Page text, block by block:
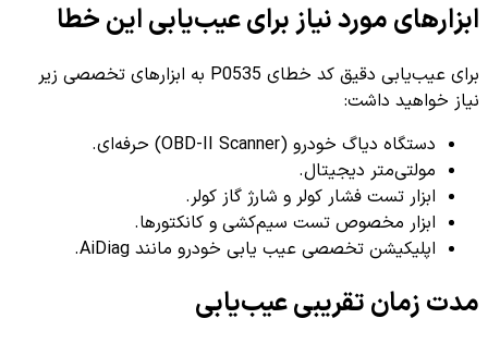
ابزارهای مورد نیاز برای عیب‌یابی این خطا
برای عیب‌یابی دقیق کد خطای P0535 به ابزارهای تخصصی زیر
نیاز خواهید داشت:
دستگاه دیاگ خودرو (OBD-II Scanner) حرفه‌ای.
مولتی‌متر دیجیتال.
ابزار تست فشار کولر و شارژ گاز کولر.
ابزار مخصوص تست سیم‌کشی و کانکتورها.
اپلیکیشن تخصصی عیب یابی خودرو مانند AiDiag.
مدت زمان تقریبی عیب‌یابی